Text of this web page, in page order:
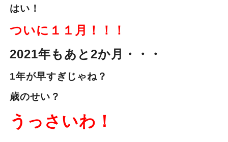
はい！
ついに１１月！！！
2021年もあと2か月・・・
1年が早すぎじゃね？
歳のせい？
うっさいわ！